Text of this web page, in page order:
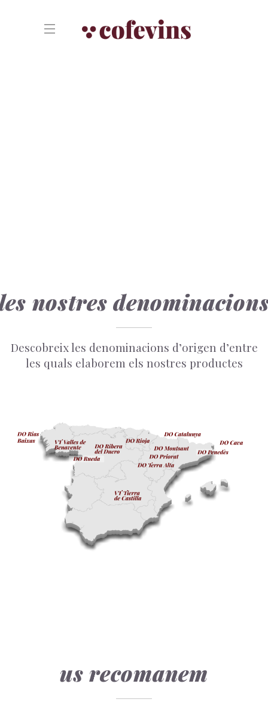
nostres
Descobreix les denominacions d’origen d’entre
les quals elaborem els nostres productes
us recomanem